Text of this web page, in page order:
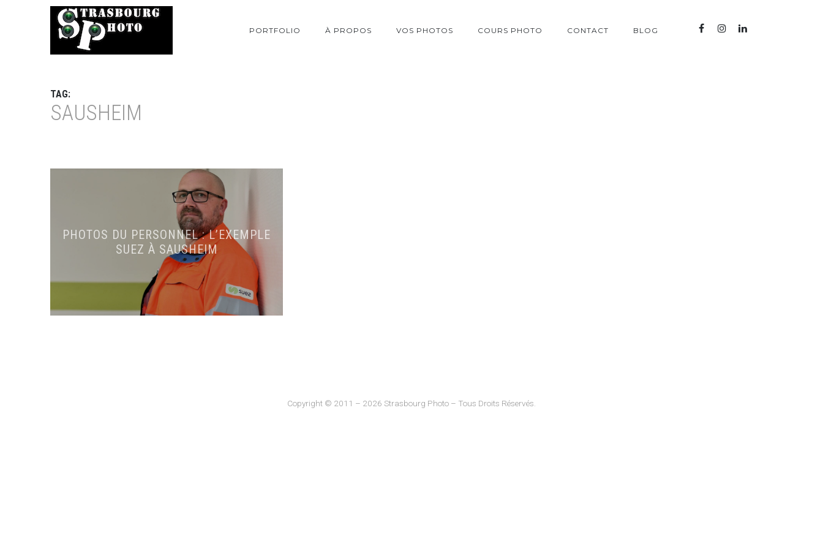
PORTFOLIO À PROPOS VOS PHOTOS COURS PHOTO CONTACT BLOG
TAG:
SAUSHEIM
PHOTOS DU PERSONNEL : L’EXEMPLE
SUEZ À SAUSHEIM
Copyright © 2011 – 2026 Strasbourg Photo – Tous Droits Réservés.